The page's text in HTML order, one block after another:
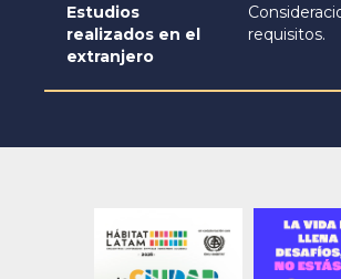
Estudios
realizados en el
extranjero
requisitos.
Previous